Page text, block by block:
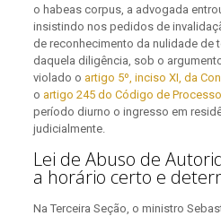
o habeas corpus, a advogada
insistindo nos pedidos de
de reconhecimento da nulidade de
daquela diligência, sob o
violado o artigo 5º, inciso XI, da
o artigo 245 do Código de Processo
período diurno o ingresso em
judicialmente.
Lei de Abuso de
a horário certo e
Na Terceira Seção, o ministro